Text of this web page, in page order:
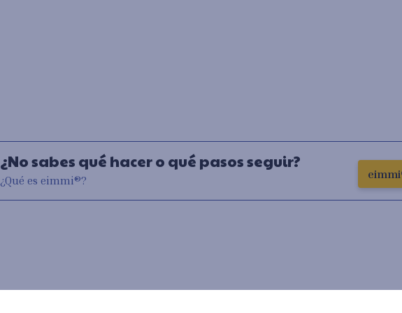
¿No sabes qué hacer o qué pasos seguir?
¿Qué es eimmi®?